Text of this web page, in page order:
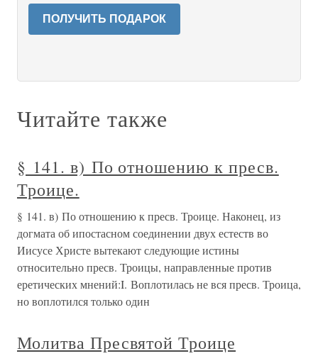
ПОЛУЧИТЬ ПОДАРОК
Читайте также
§ 141. в) По отношению к пресв.
Троице.
§ 141. в) По отношению к пресв. Троице. Наконец, из
догмата об ипостасном соединении двух естеств во
Иисусе Христе вытекают следующие истины
относительно пресв. Троицы, направленные против
еретических мнений:I. Воплотилась не вся пресв. Троица,
но воплотился только один
Молитва Пресвятой Троице